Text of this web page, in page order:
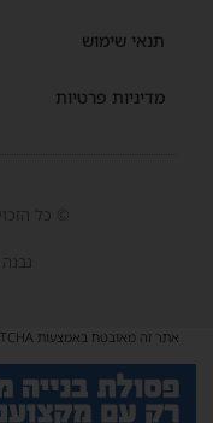
תנאי שימוש
מדיניות פרטיות
© כל
אתר זה מאובטח באמצעות reCAPTCHA וגוגל בכפוף